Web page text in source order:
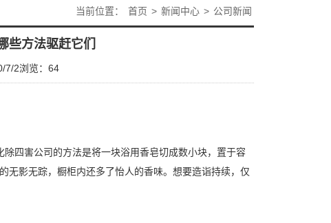
当前位置： 首页 > 新闻中心 > 公司新闻
些方法驱赶它们
7/2浏览： 64
四害公司的方法是将一块浴用香皂切成数小块，置于容
无影无踪，橱柜内还多了怡人的香味。想要造诣持续，仅